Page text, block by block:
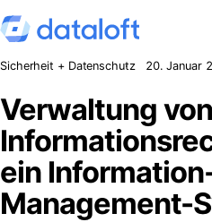
Zum Inhalt springen
Sicherheit + Datenschutz 20. Januar
Verwaltung von
ein
Management-